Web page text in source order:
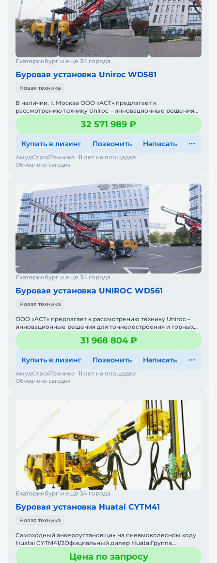
Екатеринбург и ещё 34 города
Буровая установка Uniroc WD581
Новая техника
В наличии, г. Москва ООО «АСТ» предлагает к
рассмотрению технику Uniroc – инновационные решения
для тоннелестроения и горных работ Uniroc &nda
32 571 989 ₽
Купить в лизинг Позвонить Написать
Обновлено сегодня
АмурСтройТехника 11 лет на площадке
Екатеринбург и ещё 34 города
Буровая установка UNIROC WD561
Новая техника
ООО «АСТ» предлагает к рассмотрению технику Uniroc –
инновационные решения для тоннелестроения и горных
работ Uniroc – международный бре
31 968 804 ₽
Купить в лизинг Позвонить Написать
Обновлено сегодня
АмурСтройТехника 11 лет на площадке
Екатеринбург и ещё 34 города
Буровая установка Huatai CYTM41
Новая техника
Самоходный анкероустановщик на пневмоколесном ходу
Huatai CYTM41/2Официальный дилер HuataiГруппа
компаний "АСТ" является официальным дилером
продукции SinoMe, оЦена по запросу